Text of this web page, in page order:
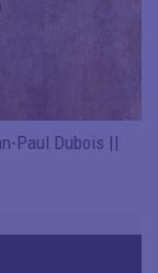
Paul Dubois ||